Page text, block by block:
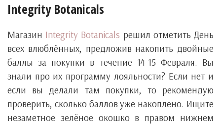
Integrity Botanicals
Магазин Integrity Botanicals решил отметить День
всех влюблённых, предложив накопить двойные
баллы за покупки в течение 14-15 Февраля. Вы
знали про их программу лояльности? Если нет и
если вы делали там покупки, то рекомендую
проверить, сколько баллов уже накоплено. Ищите
незаметное зелёное окошко в правом нижнем